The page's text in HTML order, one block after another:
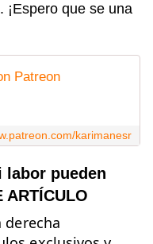
¡Espero que se una
Patreon
karimanesr
labor pueden
ARTÍCULO
derecha